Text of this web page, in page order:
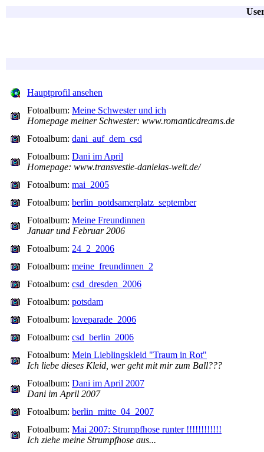
Hauptprofil ansehen
Fotoalbum: Meine Schwester und ich
Homepage meiner Schwester: www.romanticdreams.de
Fotoalbum: dani_auf_dem_csd
Fotoalbum: Dani im April
Homepage: www.transvestie-danielas-welt.de/
Fotoalbum: mai_2005
Fotoalbum: berlin_potdsamerplatz_september
Fotoalbum: Meine Freundinnen
Januar und Februar 2006
Fotoalbum: 24_2_2006
Fotoalbum: meine_freundinnen_2
Fotoalbum: csd_dresden_2006
Fotoalbum: potsdam
Fotoalbum: loveparade_2006
Fotoalbum: csd_berlin_2006
Fotoalbum: Mein Lieblingskleid "Traum in Rot"
Ich liebe dieses Kleid, wer geht mit mir zum Ball???
Fotoalbum: Dani im April 2007
Dani im April 2007
Fotoalbum: berlin_mitte_04_2007
Fotoalbum: Mai 2007: Strumpfhose runter !!!!!!!!!!!!
Ich ziehe meine Strumpfhose aus...